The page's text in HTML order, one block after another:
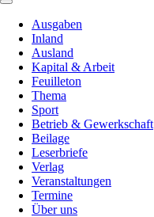
Ausgaben
Inland
Ausland
Kapital & Arbeit
Feuilleton
Thema
Sport
Betrieb & Gewerkschaft
Beilage
Leserbriefe
Verlag
Veranstaltungen
Termine
Über uns